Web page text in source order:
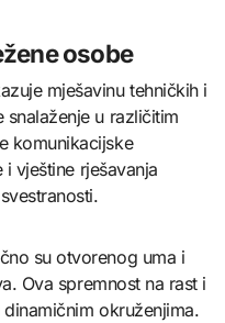
osobe
mješavinu tehničkih i
u različitim
komunikacijske
vještine rješavanja
su otvorenog uma i
Ova spremnost na rast i
okruženjima.